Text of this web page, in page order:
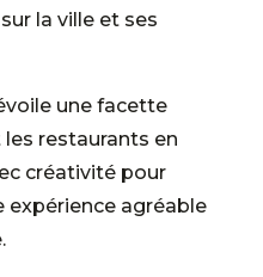
la ville et ses
une facette
les restaurants en
créativité pour
expérience agréable